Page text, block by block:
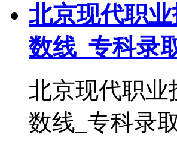
北京现代职
数线_专科录
北京现代职业
数线_专科录